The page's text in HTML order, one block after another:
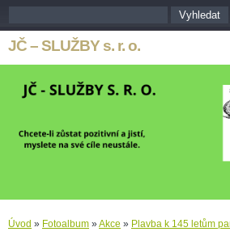
JČ – SLUŽBY s. r. o.
Úvod » Fotoalbum »Akce » Plavba k 145 letům